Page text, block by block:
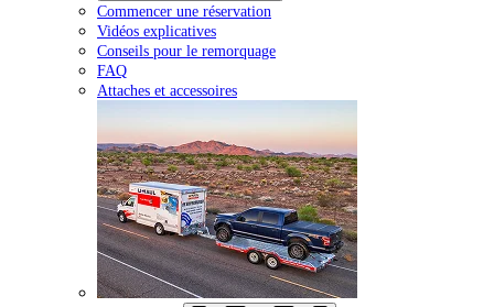
Commencer une réservation
Vidéos explicatives
Conseils pour le remorquage
FAQ
Attaches et accessoires